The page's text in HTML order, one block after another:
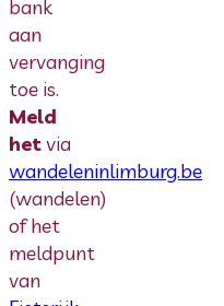
bank
aan
vervanging
toe is.
Meld
hetvia
wandeleninlimburg.be
(wandelen)
of het
meldpunt
van